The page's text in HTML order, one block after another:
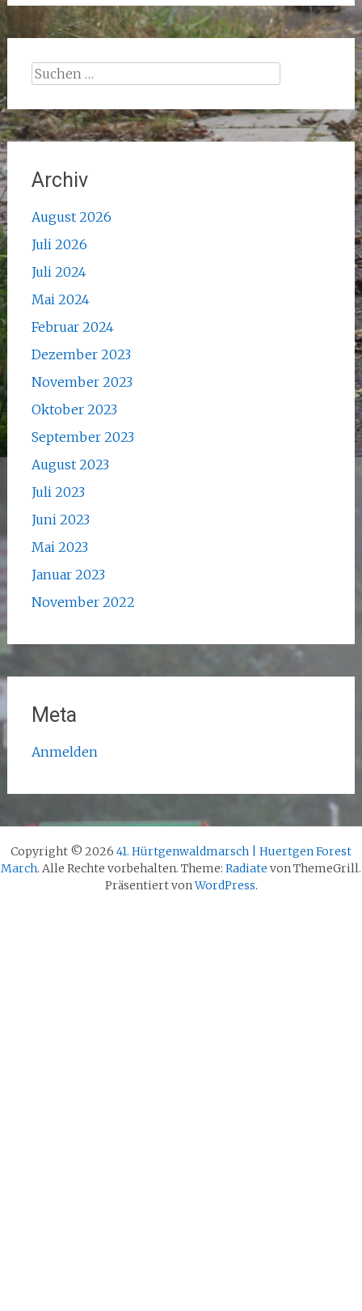
Suchen
Archiv
August 2026
Juli 2026
Juli 2024
Mai 2024
Februar 2024
Dezember 2023
November 2023
Oktober 2023
September 2023
August 2023
Juli 2023
Juni 2023
Mai 2023
Januar 2023
November 2022
Meta
Anmelden
Copyright © 2026 41. Hürtgenwaldmarsch | Huertgen Forest
March. Alle Rechte vorbehalten. Theme: Radiate von ThemeGrill.
Präsentiert vonWordPress.